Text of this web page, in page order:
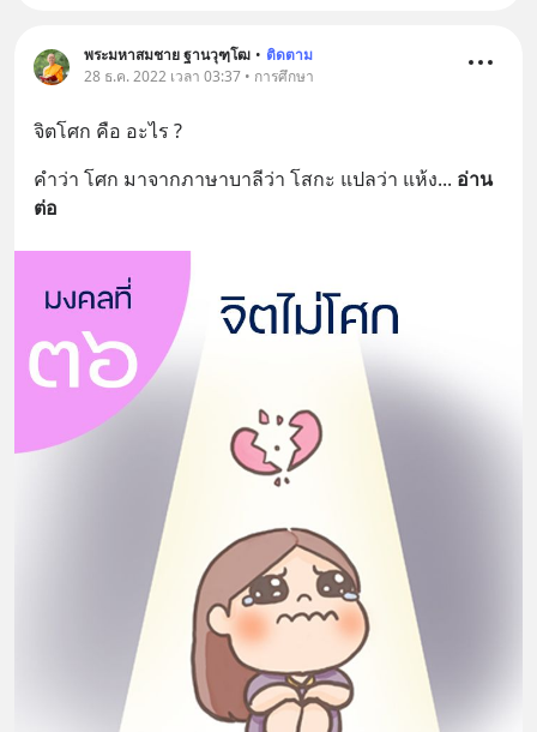
พระมหาสมชาย ฐานวุฑฺโฒ • ติดตาม
28 ธ.ค. 2022 เวลา 03:37 • การศึกษา
จิตโศก คือ อะไร ?
คำว่า โศก มาจากภาษาบาลีว่า โสกะ แปลว่า แห้ง... อ่าน
ต่อ